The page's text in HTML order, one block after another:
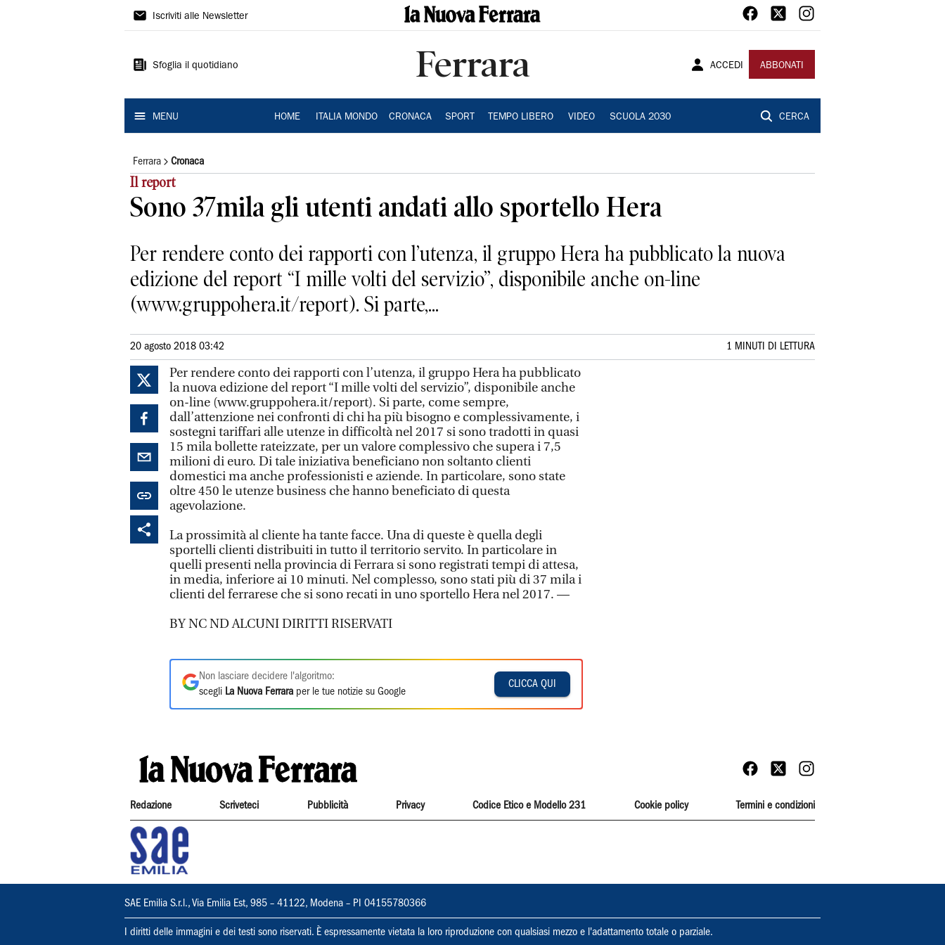
La
Ferrara
Iscriviti alle Newsletter
Sfoglia il quotidiano Ferrara ACCEDI ABBONATI
MENU HOME ITALIA MONDO CRONACA SPORT TEMPO LIBERO VIDEO SCUOLA 2030 CERCA
Ferrara Cronaca
Il report
Sono 37mila gli utenti andati allo sportello Hera
Per rendere conto dei rapporti con l’utenza, il gruppo Hera ha pubblicato la nuova
edizione del report “I mille volti del servizio”, disponibile anche on-line
(www.gruppohera.it/report). Si parte,...
20 agosto 2018 03:42 1 MINUTI DI LETTURA
Per rendere conto dei rapporti con l’utenza, il gruppo Hera ha pubblicato
la nuova edizione del report “I mille volti del servizio”, disponibile anche
on-line (www.gruppohera.it/report). Si parte, come sempre,
dall’attenzione nei confronti di chi ha più bisogno e complessivamente, i
sostegni tariffari alle utenze in difficoltà nel 2017 si sono tradotti in quasi
15 mila bollette rateizzate, per un valore complessivo che supera i 7,5
milioni di euro. Di tale iniziativa beneficiano non soltanto clienti
domestici ma anche professionisti e aziende. In particolare, sono state
oltre 450 le utenze business che hanno beneficiato di questa
agevolazione.
La prossimità al cliente ha tante facce. Una di queste è quella degli
sportelli clienti distribuiti in tutto il territorio servito. In particolare in
quelli presenti nella provincia di Ferrara si sono registrati tempi di attesa,
in media, inferiore ai 10 minuti. Nel complesso, sono stati più di 37 mila i
clienti del ferrarese che si sono recati in uno sportello Hera nel 2017. —
BY NC ND ALCUNI DIRITTI RISERVATI
Non lasciare decidere l'algoritmo:
scegli La Nuova Ferrara per le tue notizie su Google
CLICCA QUI
Redazione Scriveteci Pubblicità Privacy Codice Etico e Modello 231 Cookie policy Termini e condizioni
SAE Emilia S.r.l., Via Emilia Est, 985 – 41122, Modena – PI 04155780366
I diritti delle immagini e dei testi sono riservati. È espressamente vietata la loro riproduzione con qualsiasi mezzo e l'adattamento totale o parziale.